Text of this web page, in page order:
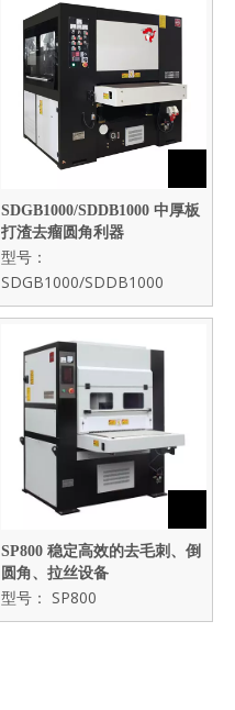
SDGB1000/SDDB1000 中厚板
打渣去瘤圆角利器
型号：
SDGB1000/SDDB1000
SP800 稳定高效的去毛刺、倒
圆角、拉丝设备
型号： SP800